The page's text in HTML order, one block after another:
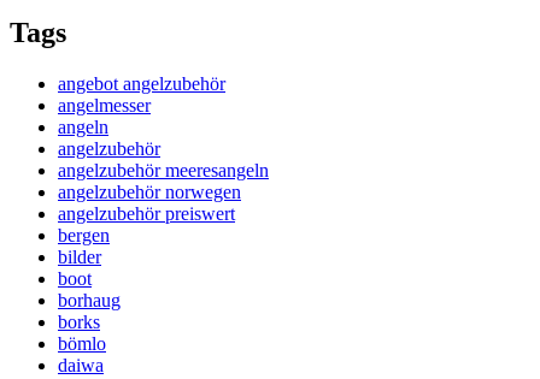
Tags
angebot angelzubehör
angelmesser
angeln
angelzubehör
angelzubehör meeresangeln
angelzubehör norwegen
angelzubehör preiswert
bergen
bilder
boot
borhaug
borks
bömlo
daiwa